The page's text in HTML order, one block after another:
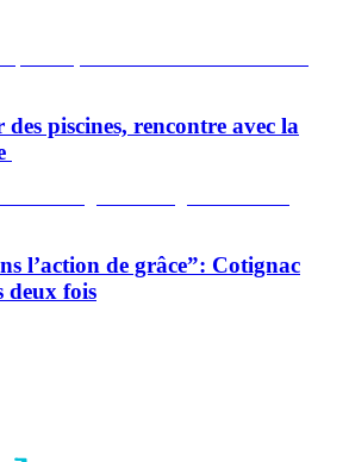
piscines, rencontre avec la
l’action de grâce”: Cotignac
deux fois